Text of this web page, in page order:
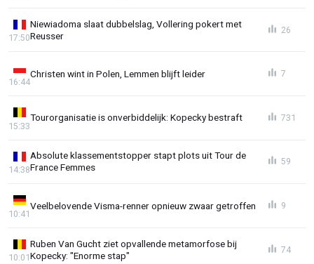
Niewiadoma slaat dubbelslag, Vollering pokert met
Reusser
17:50
26
Christen wint in Polen, Lemmen blijft leider
16:44
7
Tourorganisatie is onverbiddelijk: Kopecky bestraft
15:33
731
Absolute klassementstopper stapt plots uit Tour de
France Femmes
14:38
59
Veelbelovende Visma-renner opnieuw zwaar getroffen
10:41
9
Ruben Van Gucht ziet opvallende metamorfose bij
Kopecky: "Enorme stap"
10:01
74